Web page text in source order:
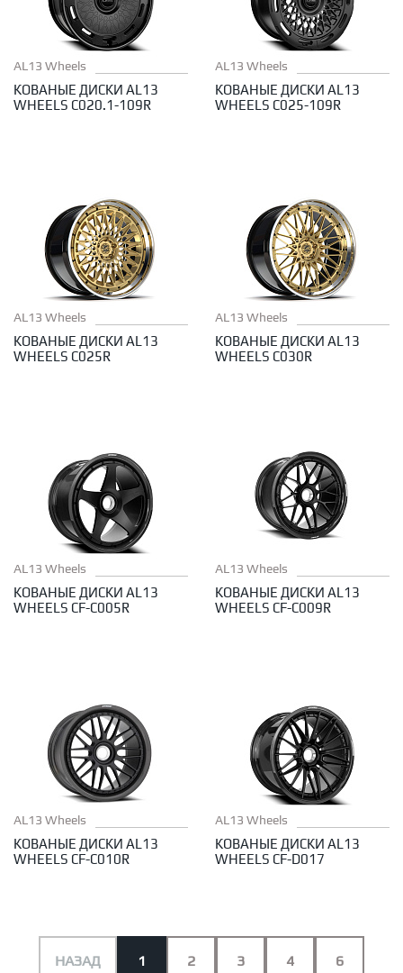
AL13 Wheels
КОВАНЫЕ ДИСКИ AL13
WHEELS C020.1-109R
AL13 Wheels
КОВАНЫЕ ДИСКИ AL13
WHEELS C025-109R
AL13 Wheels
КОВАНЫЕ ДИСКИ AL13
WHEELS C025R
AL13 Wheels
КОВАНЫЕ ДИСКИ AL13
WHEELS C030R
AL13 Wheels
КОВАНЫЕ ДИСКИ AL13
WHEELS CF-C005R
AL13 Wheels
КОВАНЫЕ ДИСКИ AL13
WHEELS CF-C009R
AL13 Wheels
КОВАНЫЕ ДИСКИ AL13
WHEELS CF-C010R
AL13 Wheels
КОВАНЫЕ ДИСКИ AL13
WHEELS CF-D017
НАЗАД 1 2 3 4 6